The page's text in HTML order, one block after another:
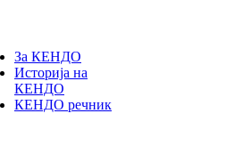
За КЕНДО
Историја на
КЕНДО
КЕНДО речник